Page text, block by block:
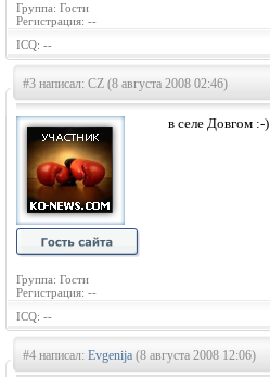
Группа: Гости
Регистрация: --
ICQ: --
#3 написал: CZ (8 августа 2008 02:46)
Группа: Гости
Регистрация: --
в селе Довгом
ICQ: --
#4 написал: Evgenija (8 августа 2008 12:06)